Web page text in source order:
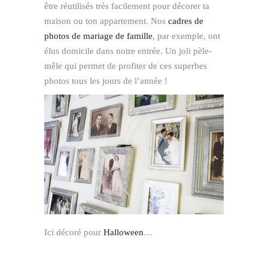
être réutilisés très facilement pour décorer ta
maison ou ton appartement. Nos cadres de
photos de mariage de famille, par exemple, ont
élus domicile dans notre entrée. Un joli pèle-
mêle qui permet de profiter de ces superbes
photos tous les jours de l’année !
Ici décoré pour Halloween…